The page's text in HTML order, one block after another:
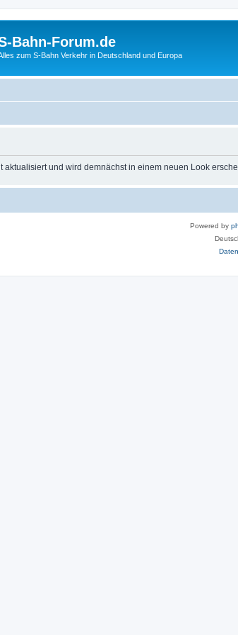
Bahn-Forum.de
zum S-Bahn Verkehr in Deutschland und Europa
aktualisiert und wird demnächst in einem neuen Look
Powered by